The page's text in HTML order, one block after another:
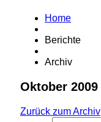
Home
Berichte
Archiv
Oktober 2009
Zurück zum Archiv